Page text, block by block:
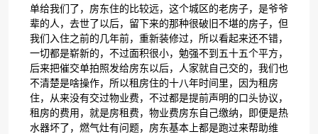
单给我们了，房东住的比较远，这个城区的老房子，是爷爷
辈的人，去世了以后，留下来的那种很破旧不堪的房子，但
我们入住之前的几年前，重新装修过，所以看起来还不错，
一切都是崭新的，不过面积很小，勉强不到五十五个平方，
后来把催交单拍照发给房东以后，人家就自己交的，我们也
不清楚是啥操作，所以租房住的十八年时间里，因为租房
住，从来没有交过物业费，不过都是提前声明的口头协议，
租房的费用，就是房租费，物业费房东自己缴纳，即便是热
水器坏了，燃气灶有问题，房东基本上都是跑过来帮助维